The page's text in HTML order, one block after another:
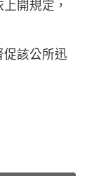
開規定，
該公所迅